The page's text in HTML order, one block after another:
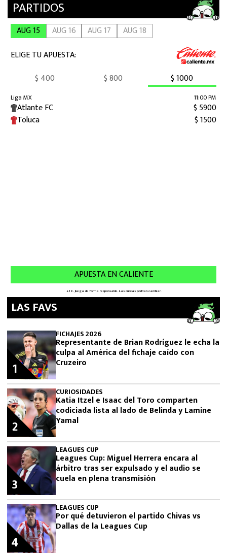
LAS FAVS
FICHAJES 2026
Representante de Brian Rodríguez le echa la
culpa al América del fichaje caído con
Cruzeiro
1
CURIOSIDADES
Katia Itzel e Isaac del Toro comparten
codiciada lista al lado de Belinda y Lamine
Yamal
2
LEAGUES CUP
Leagues Cup: Miguel Herrera encara al
árbitro tras ser expulsado y el audio se
cuela en plena transmisión
3
LEAGUES CUP
Por qué detuvieron el partido Chivas vs
Dallas de la Leagues Cup
4